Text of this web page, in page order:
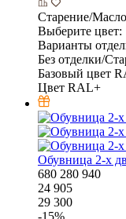
Старение/
Выберите цвет:
Варианты
Без отделки/
Базовый цвет
Цвет RAL+
Обувница 2-х
680 280 940
24 905
29 300